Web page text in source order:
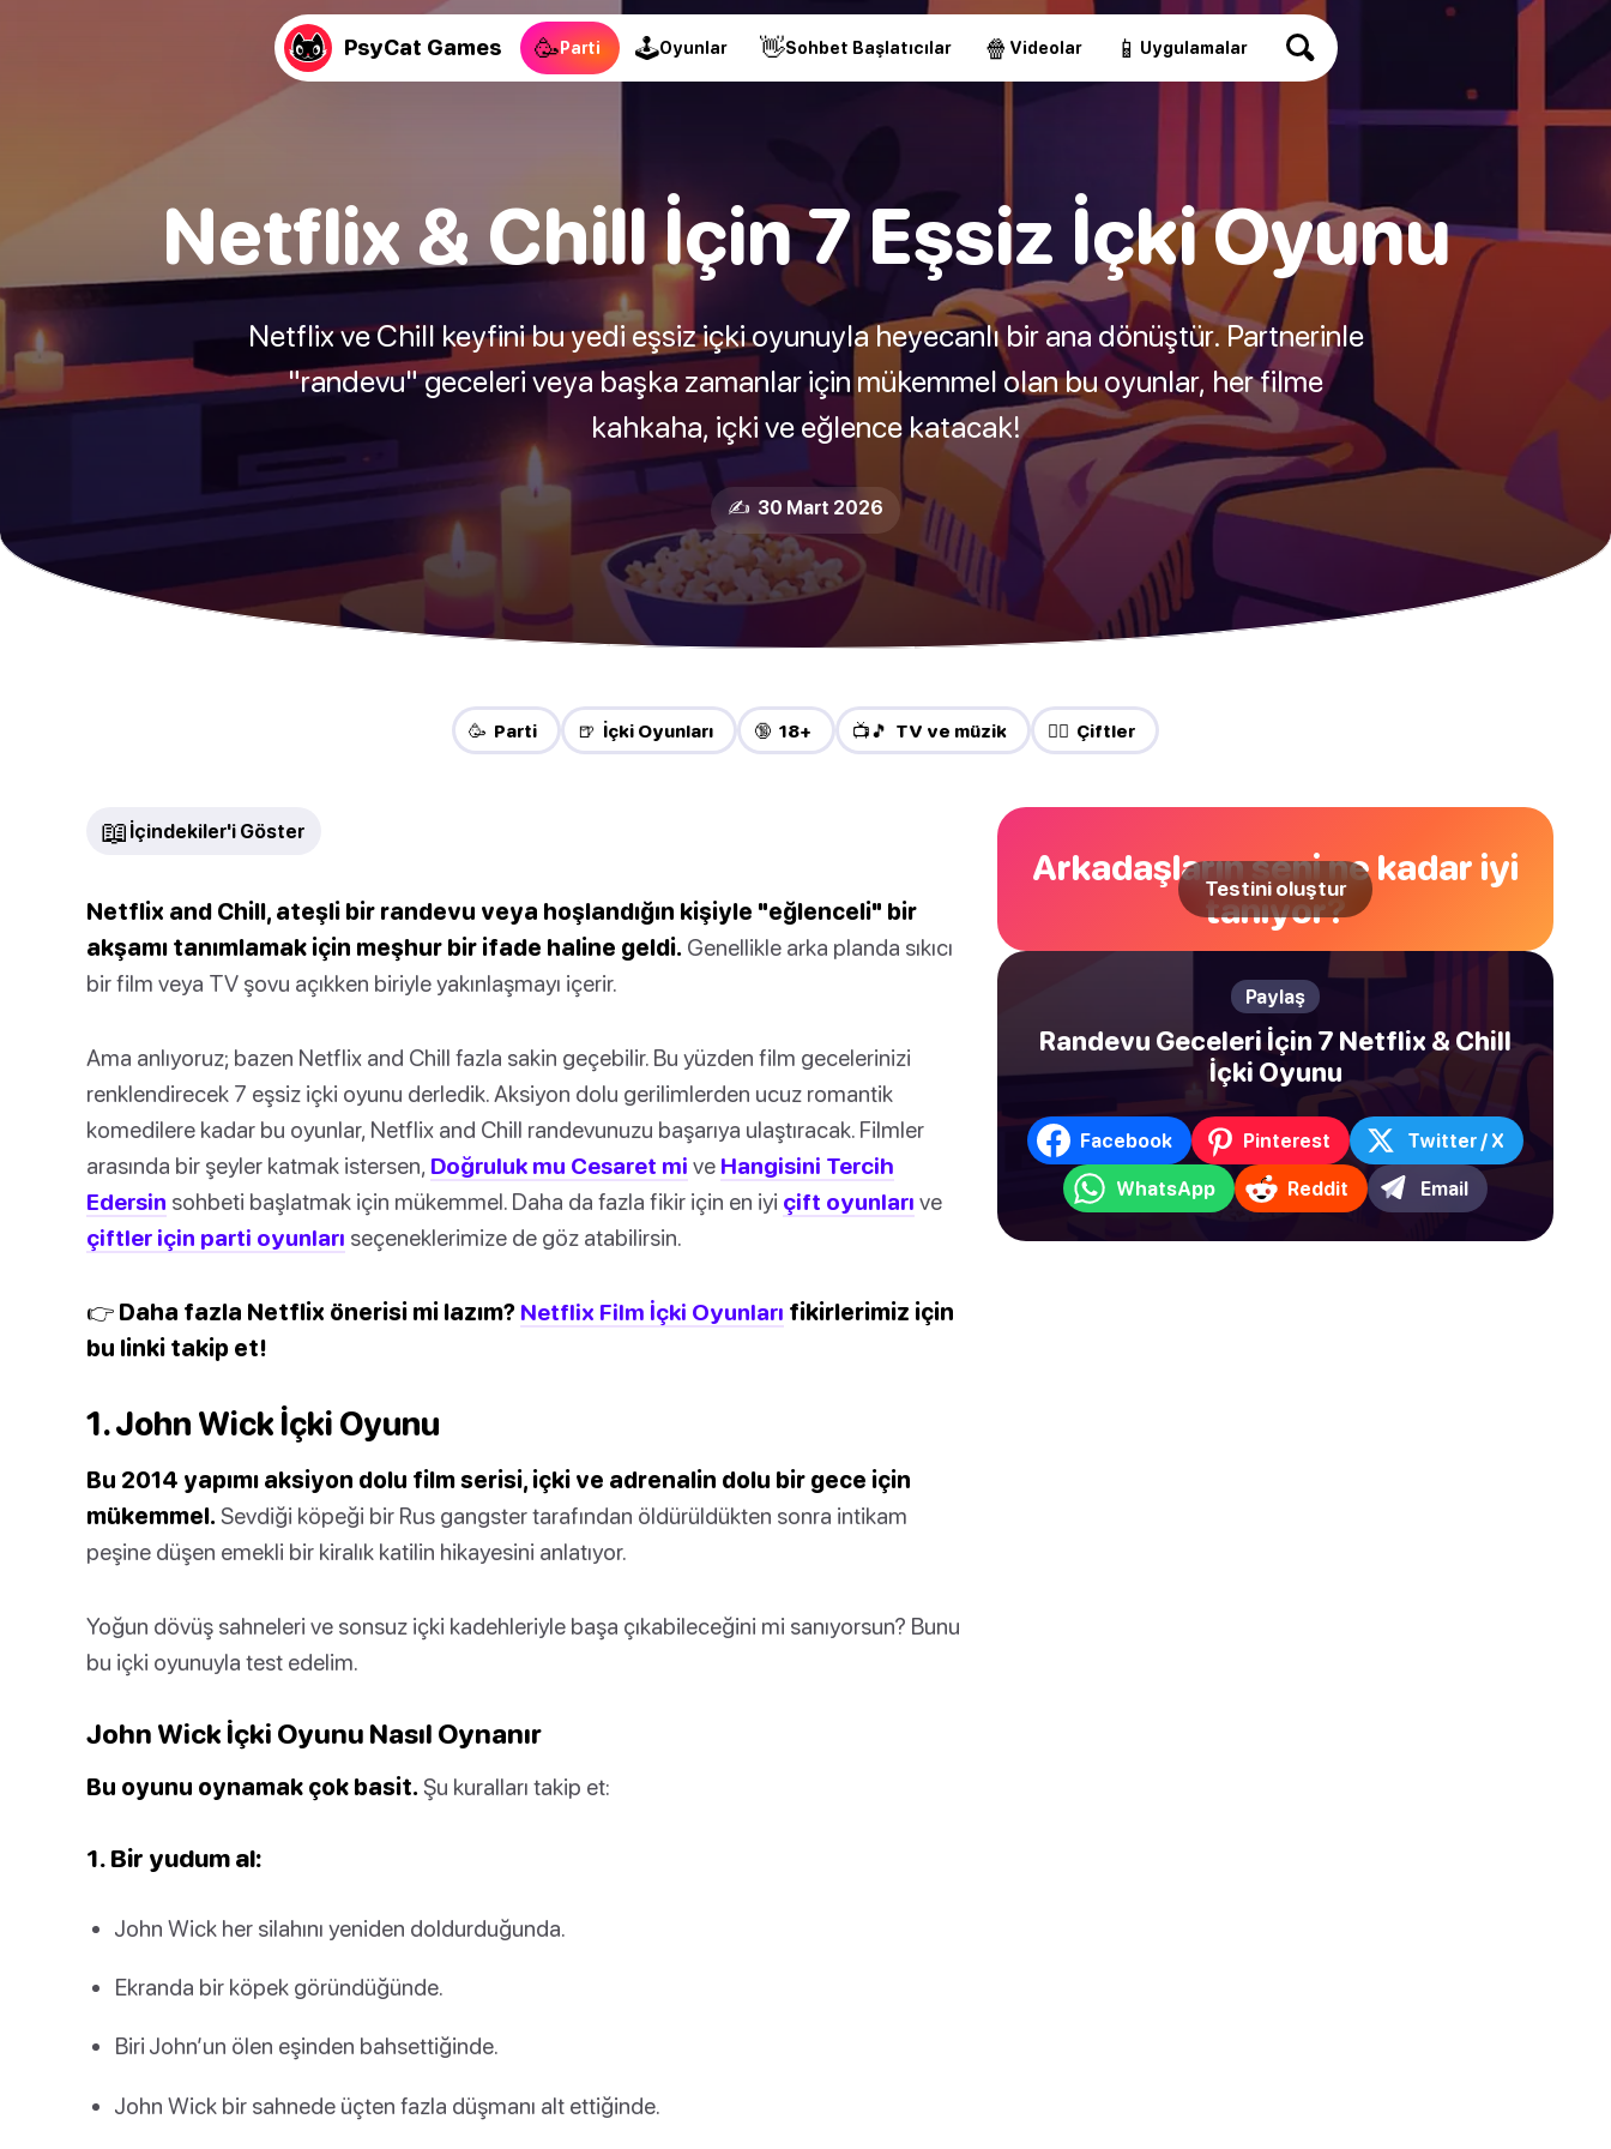
PsyCat Games 🥳Parti 🕹Oyunlar 👋Sohbet Başlatıcılar 🍿 Videolar 📱 Uygulamalar
Netflix & Chill İçin 7 Eşsiz İçki Oyunu
Netflix ve Chill keyfini bu yedi eşsiz içki oyunuyla heyecanlı bir ana dönüştür. Partnerinle
"randevu" geceleri veya başka zamanlar için mükemmel olan bu oyunlar, her filme
kahkaha, içki ve eğlence katacak!
✍️ 30 Mart 2026
🥳 Parti 🍺 İçki Oyunları 🔞 18+ 📺🎵 TV ve müzik ❤️‍🔥 Çiftler
📖 İçindekiler'i Göster
Netflix and Chill, ateşli bir randevu veya hoşlandığın kişiyle "eğlenceli" bir
akşamı tanımlamak için meşhur bir ifade haline geldi. Genellikle arka planda sıkıcı
bir film veya TV şovu açıkken biriyle yakınlaşmayı içerir.
Ama anlıyoruz; bazen Netflix and Chill fazla sakin geçebilir. Bu yüzden film gecelerinizi
renklendirecek 7 eşsiz içki oyunu derledik. Aksiyon dolu gerilimlerden ucuz romantik
komedilere kadar bu oyunlar, Netflix and Chill randevunuzu başarıya ulaştıracak. Filmler
arasında bir şeyler katmak istersen, Doğruluk mu Cesaret mi ve Hangisini Tercih
Edersin sohbeti başlatmak için mükemmel. Daha da fazla fikir için en iyi çift oyunları ve
çiftler için parti oyunları seçeneklerimize de göz atabilirsin.
👉 Daha fazla Netflix önerisi mi lazım? Netflix Film İçki Oyunları fikirlerimiz için
bu linki takip et!
1. John Wick İçki Oyunu
Bu 2014 yapımı aksiyon dolu film serisi, içki ve adrenalin dolu bir gece için
mükemmel. Sevdiği köpeği bir Rus gangster tarafından öldürüldükten sonra intikam
peşine düşen emekli bir kiralık katilin hikayesini anlatıyor.
Yoğun dövüş sahneleri ve sonsuz içki kadehleriyle başa çıkabileceğini mi sanıyorsun? Bunu
bu içki oyunuyla test edelim.
John Wick İçki Oyunu Nasıl Oynanır
Bu oyunu oynamak çok basit. Şu kuralları takip et:
1. Bir yudum al:
John Wick her silahını yeniden doldurduğunda.
Ekranda bir köpek göründüğünde.
Biri John’un ölen eşinden bahsettiğinde.
John Wick bir sahnede üçten fazla düşmanı alt ettiğinde.
Arkadaşların seni ne kadar iyi
tanıyor?
Testini oluştur
Paylaş
Randevu Geceleri İçin 7 Netflix & Chill
İçki Oyunu
Facebook Pinterest Twitter / X
WhatsApp Reddit Email